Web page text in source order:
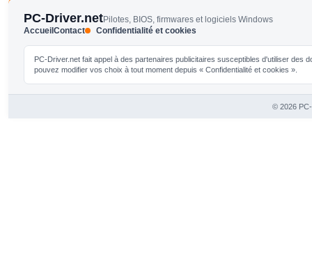
PC-Driver.netPilotes, BIOS, firmwares et logiciels Windows
AccueilContact Confidentialité et cookies
PC-Driver.net fait appel à des partenaires publicitaires susceptibles d'utiliser
pouvez modifier vos choix à tout moment depuis « Confidentialité et cookies ».
© 2026